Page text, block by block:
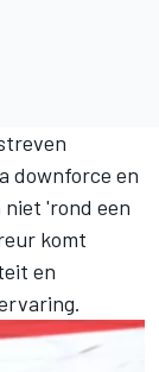
downforce en
'rond een
komt
en